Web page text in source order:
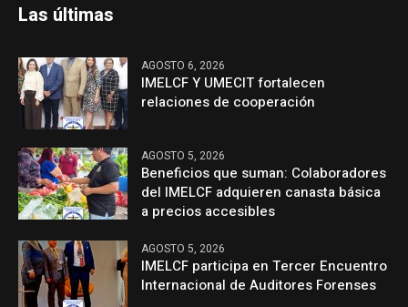
Las últimas
AGOSTO 6, 2026
IMELCF Y UMECIT fortalecen
relaciones de cooperación
AGOSTO 5, 2026
Beneficios que suman: Colaboradores
del IMELCF adquieren canasta básica
a precios accesibles
AGOSTO 5, 2026
IMELCF participa en Tercer Encuentro
Internacional de Auditores Forenses